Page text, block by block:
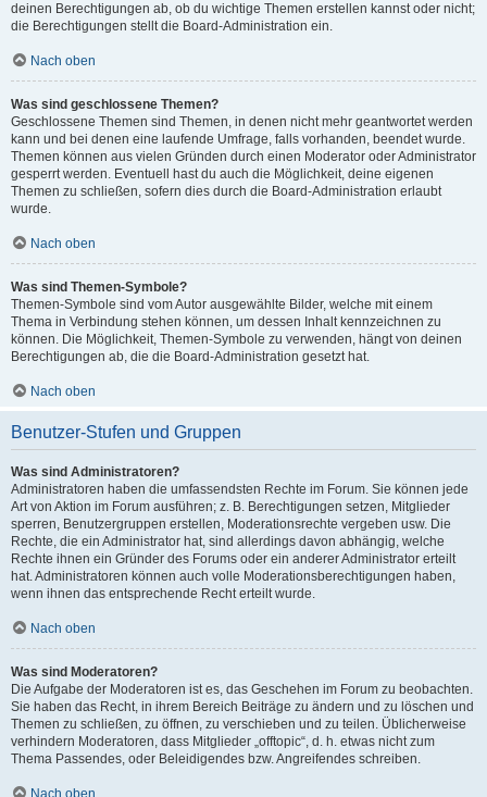
deinen Berechtigungen ab, ob du wichtige Themen erstellen kannst oder nicht;
die Berechtigungen stellt die Board-Administration ein.
Nach oben
Was sind geschlossene Themen?
Geschlossene Themen sind Themen, in denen nicht mehr geantwortet werden
kann und bei denen eine laufende Umfrage, falls vorhanden, beendet wurde.
Themen können aus vielen Gründen durch einen Moderator oder Administrator
gesperrt werden. Eventuell hast du auch die Möglichkeit, deine eigenen
Themen zu schließen, sofern dies durch die Board-Administration erlaubt
wurde.
Nach oben
Was sind Themen-Symbole?
Themen-Symbole sind vom Autor ausgewählte Bilder, welche mit einem
Thema in Verbindung stehen können, um dessen Inhalt kennzeichnen zu
können. Die Möglichkeit, Themen-Symbole zu verwenden, hängt von deinen
Berechtigungen ab, die die Board-Administration gesetzt hat.
Nach oben
Benutzer-Stufen und Gruppen
Was sind Administratoren?
Administratoren haben die umfassendsten Rechte im Forum. Sie können jede
Art von Aktion im Forum ausführen; z. B. Berechtigungen setzen, Mitglieder
sperren, Benutzergruppen erstellen, Moderationsrechte vergeben usw. Die
Rechte, die ein Administrator hat, sind allerdings davon abhängig, welche
Rechte ihnen ein Gründer des Forums oder ein anderer Administrator erteilt
hat. Administratoren können auch volle Moderationsberechtigungen haben,
wenn ihnen das entsprechende Recht erteilt wurde.
Nach oben
Was sind Moderatoren?
Die Aufgabe der Moderatoren ist es, das Geschehen im Forum zu beobachten.
Sie haben das Recht, in ihrem Bereich Beiträge zu ändern und zu löschen und
Themen zu schließen, zu öffnen, zu verschieben und zu teilen. Üblicherweise
verhindern Moderatoren, dass Mitglieder „offtopic“, d. h. etwas nicht zum
Thema Passendes, oder Beleidigendes bzw. Angreifendes schreiben.
Nach oben